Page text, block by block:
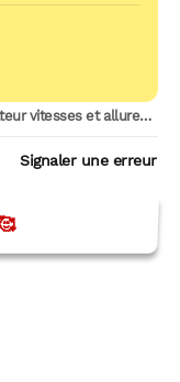
vitesses et allures en running
Signaler une erreur